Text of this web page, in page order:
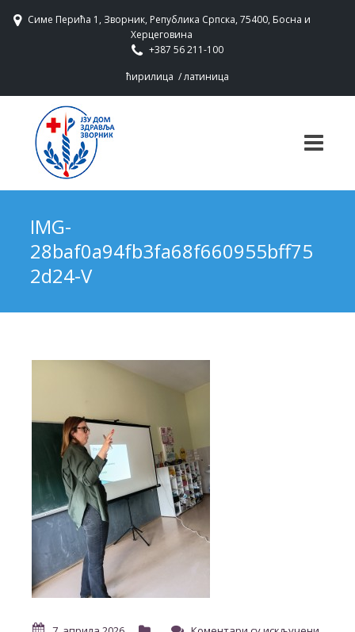
Симе Перића 1, Зворник, Република Српска, 75400, Босна и
Херцеговина
+387 56 211-100
ћирилица /латиница
IMG-
28baf0a94fb3fa68f660955bff75
2d24-V